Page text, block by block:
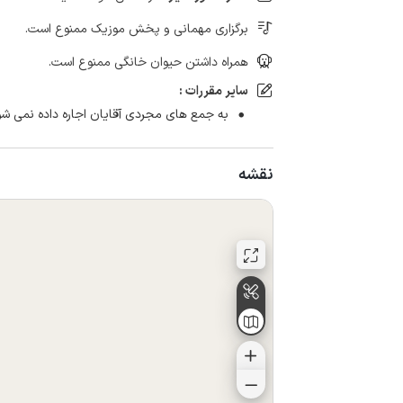
برگزاری مهمانی و پخش موزیک ممنوع است.
همراه داشتن حیوان خانگی ممنوع است.
سایر مقررات :
به جمع های مجردی آقایان اجاره داده نمی
نقشه